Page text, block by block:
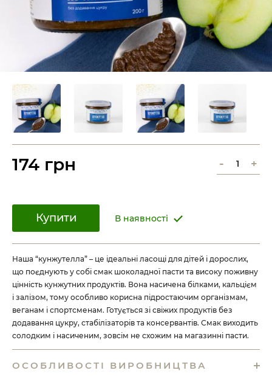
Наша “кунжутелла” – це ідеальні ласощі для дітей і дорослих,
що поєднують у собі смак шоколадної пасти та високу поживну
цінність кунжутних продуктів. Вона насичена білками, кальцієм
і залізом, тому особливо корисна підростаючим організмам,
веганам і спортсменам. Готується зі свіжих продуктів без
додавання цукру, стабілізаторів та консервантів. Смак виходить
солодким і насиченим, зовсім не схожим на магазинні пасти.
ОСОБЛИВОСТІ ВИРОБНИЦТВА
174 грн - +
Купити В наявності